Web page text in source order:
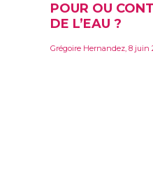
POUR OU
DE L’EAU ?
Grégoire Hernandez, 8 juin